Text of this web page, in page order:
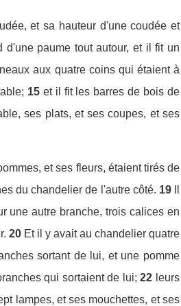
et sa hauteur d'une coudée et
d'une paume tout autour, et il fit un
aux quatre coins qui étaient à
15 et il fit les barres de bois de
ses plats, et ses coupes, et ses
et ses fleurs, étaient tirés de
du chandelier de l'autre côté. 19
une autre branche, trois calices en
20 Et il y avait au chandelier quatre
sortant de lui, et une pomme
qui sortaient de lui; 22 leurs
lampes, et ses mouchettes, et ses